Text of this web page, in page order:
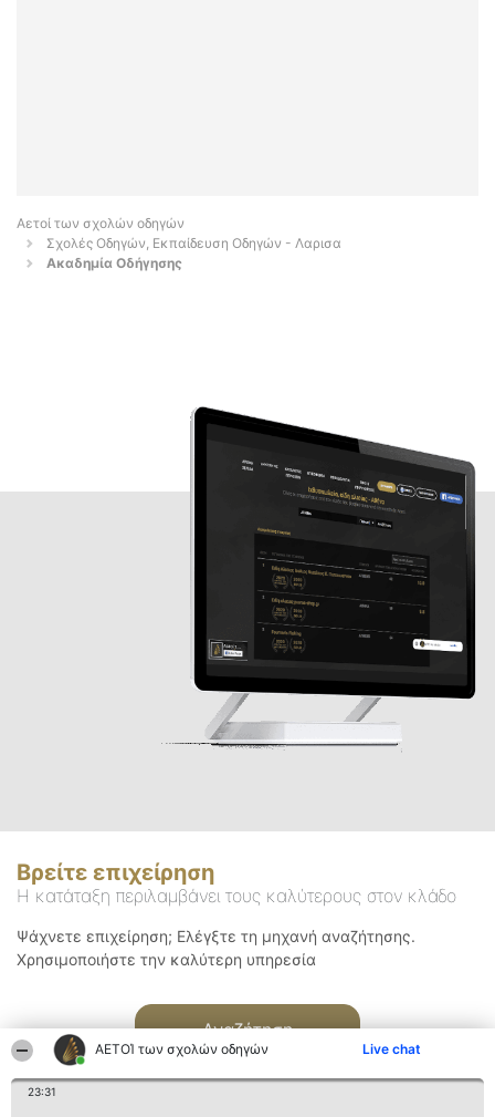
ΑΕΤΟΊ των σχολών οδηγών Live chat
23:31
Αετοί των σχολών οδηγών
Σχολές Οδηγών, Εκπαίδευση Οδηγών - Λαρισα
Ακαδημία Οδήγησης
Βρείτε επιχείρηση
Η κατάταξη περιλαμβάνει τους καλύτερους στον κλάδο
Ψάχνετε επιχείρηση; Ελέγξτε τη μηχανή αναζήτησης.
Χρησιμοποιήστε την καλύτερη υπηρεσία
Αναζήτηση